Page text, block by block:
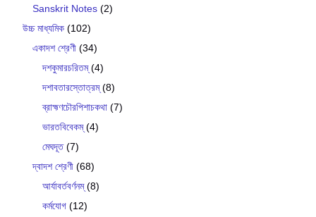
Sanskrit Notes (2)
উচ্চ মাধ্যমিক (102)
একাদশ শ্রেণী (34)
দশকুমারচরিতম্(4)
দশাবতারস্তোত্রম্(8)
ব্রাহ্মণচৌরপিশাচকথা (7)
ভারতবিবেকম্(4)
মেঘদূত(7)
দ্বাদশ শ্রেণী (68)
আর্যাবর্তবর্ণনম্(8)
কর্মযোগ (12)